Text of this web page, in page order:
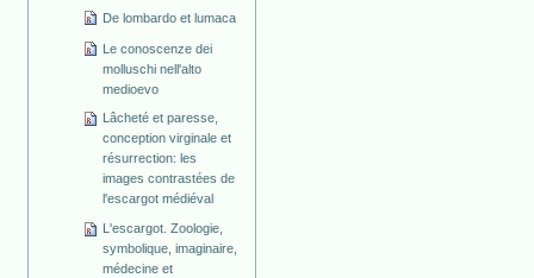
De lombardo et lumaca
Le conoscenze dei
molluschi nell'alto
medioevo
Lâcheté et paresse,
conception virginale et
résurrection: les
images contrastées de
l'escargot médiéval
L'escargot. Zoologie,
symbolique, imaginaire,
médecine et